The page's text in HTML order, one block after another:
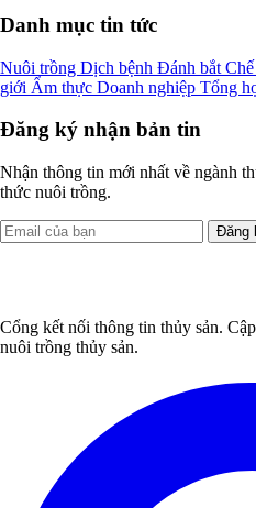
Danh mục tin tức
Nuôi trồng Dịch bệnh Đánh bắt
giới Ẩm thực Doanh nghiệp Tổng
Đăng ký nhận bản tin
Nhận thông tin mới nhất về ngành
thức nuôi trồng.
Đăng
Cổng kết nối thông tin thủy sản.
nuôi trồng thủy sản.